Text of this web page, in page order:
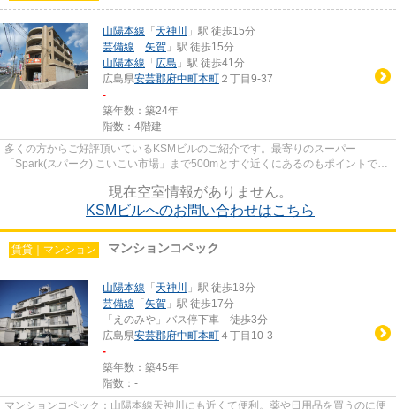
山陽本線 「天神川
」駅 徒歩15分
芸備線 「矢賀 」駅 徒歩15分
山陽本線 「広島 」駅 徒歩41分
広島県安芸郡府中町本町 ２丁目9-37
-
築年数：築24年
階数：4階建
多くの方からご好評頂いているKSMビルのご紹介です。最寄りのスーパー
「Spark(スパーク) こいこい市場」まで500mとすぐ近くにあるのもポイントで
す。防犯対策の行き届いた造りがポイン...
現在空室情報がありません。
KSMビルへのお問い合わせはこちら
賃貸｜マンション マンションコペック
山陽本線 「天神川
」駅 徒歩18分
芸備線 「矢賀 」駅 徒歩17分
「えのみや」バス停下車 徒歩3分
広島県安芸郡府中町本町 ４丁目10-3
-
築年数：築45年
階数：-
マンションコペック：山陽本線天神川にも近くて便利。薬や日用品を買うのに便